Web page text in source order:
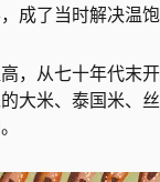
成了当时解决温
，从七十年代末
大米、泰国米、